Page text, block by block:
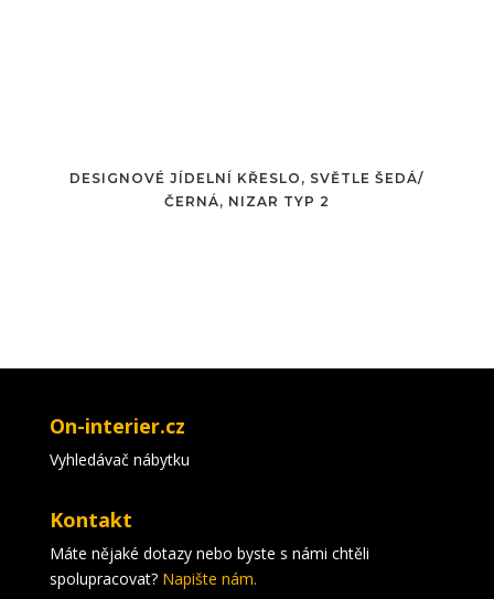
DESIGNOVÉ JÍDELNÍ KŘESLO, SVĚTLE ŠEDÁ/
ČERNÁ, NIZAR TYP 2
On-interier.cz
Vyhledávač nábytku
Kontakt
Máte nějaké dotazy nebo byste s námi chtěli
spolupracovat? Napište nám.